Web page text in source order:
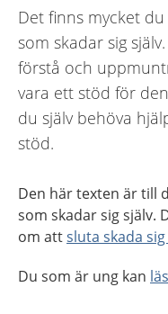
Det finns mycket
som skadar sig
förstå och
vara ett stöd för
du själv behöva
stöd.
Den här texten är till
som skadar sig själv.
om attsluta skada
Du som är ung kan